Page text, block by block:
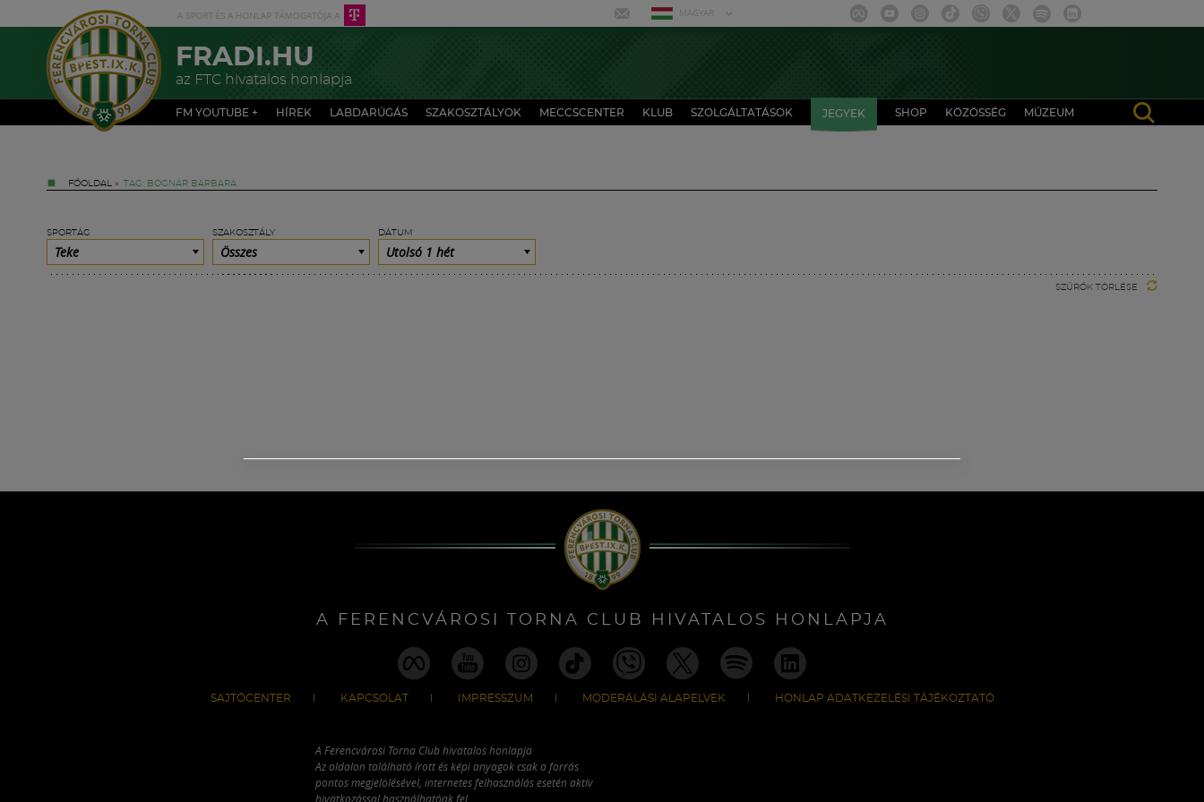
MAGYAR
FRADI.HU
az FTC hivatalos honlapja
FM YOUTUBE + HÍREK LABDARÚGÁS SZAKOSZTÁLYOK MECCSCENTER KLUB SZOLGÁLTATÁSOK JEGYEK SHOP KÖZÖSSÉG MÚZEUM
FŐOLDAL » TAG: BOGNÁR BARBARA
SPORTÁG
Teke
SZAKOSZTÁLY
Összes
DÁTUM
Utolsó 1 hét
SZŰRŐK TÖRLÉSE
A FERENCVÁROSI TORNA CLUB HIVATALOS HONLAPJA
SAJTÓCENTER KAPCSOLAT IMPRESSZUM MODERÁLÁSI ALAPELVEK HONLAP ADATKEZELÉSI TÁJÉKOZTATÓ
A Ferencvárosi Torna Club hivatalos honlapja
Az oldalon található írott és képi anyagok csak a forrás
pontos megjelölésével, internetes felhasználás esetén aktív
hivatkozással használhatóak fel.